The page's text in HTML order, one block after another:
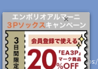
会社概要
株式会社ナイガイ
(東証スタンダード市場上場)
107-0052
東京都港区赤坂7丁目8-5